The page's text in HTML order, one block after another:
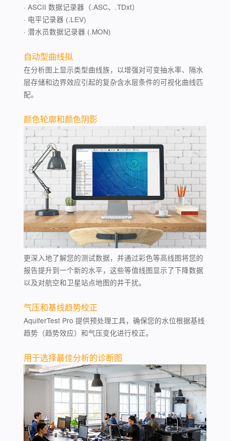
· ASCII 数据记录器（.ASC、.TDxt）
· 电平记录器 (.LEV)
· 潜水员数据记录器 (.MON)
自动型曲线拟
在分析图上显示类型曲线族，以增强对可变抽水率、隔水
层存储和边界效应引起的复杂含水层条件的可视化曲线匹
配。
颜色轮廓和颜色阴影
更深入地了解您的测试数据，并通过彩色等高线图将您的
报告提升到一个新的水平，这些等值线图显示了下降数据
以及对航空和卫星站点地图的井干扰。
气压和基线趋势校正
AquiferTest Pro 提供预处理工具，确保您的水位根据基线
趋势（趋势效应）和气压变化进行校正。
用于选择最佳分析的诊断图